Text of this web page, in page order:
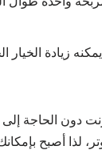
دون الحاجة
لذا أصبح